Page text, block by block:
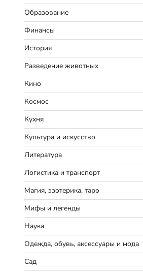
Образование
Финансы
История
Разведение животных
Кино
Космос
Кухня
Культура и искусство
Литература
Логистика и транспорт
Магия, эзотерика, таро
Мифы и легенды
Наука
Одежда, обувь, аксессуары и мода
Сад